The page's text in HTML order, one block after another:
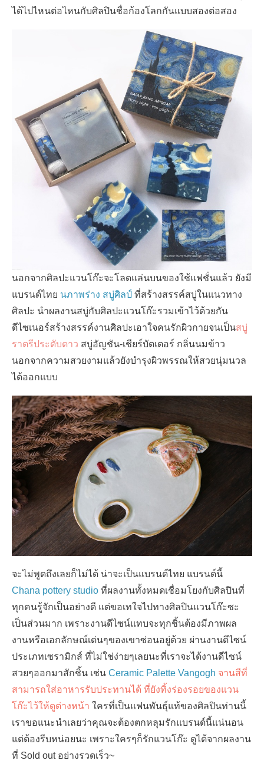
ได้ไปไหนต่อไหนกับศิลปินชื่อก้องโลกกันแบบสองต่อสอง
นอกจากศิลปะแวนโก๊ะจะโลดแล่นบนของใช้แฟชั่นแล้ว ยังมี
แบรนด์ไทย นภาพร่าง สบู่ศิลป์ ที่สร้างสรรค์สบู่ในแนวทาง
ศิลปะ นำผลงานสบู่กับศิลปะแวนโก๊ะรวมเข้าไว้ด้วยกัน
ดีไซเนอร์สร้างสรรค์งานศิลปะเอาใจคนรักผิวกายจนเป็นสบู่
ราตรีประดับดาว สบู่อัญชัน-เชียร์บัตเตอร์ กลิ่นนมข้าว
นอกจากความสวยงามแล้วยังบำรุงผิวพรรณให้สวยนุ่มนวล
ได้ออกแบบ
จะไม่พูดถึงเลยก็ไม่ได้ น่าจะเป็นแบรนด์ไทย แบรนด์นี้
Chana pottery studio ที่ผลงานทั้งหมดเชื่อมโยงกับศิลปินที่
ทุกคนรู้จักเป็นอย่างดี แต่ขอเทใจไปทางศิลปินแวนโก๊ะซะ
เป็นส่วนมาก เพราะงานดีไซน์แทบจะทุกชิ้นต้องมีภาพผล
งานหรือเอกลักษณ์เด่นๆของเขาซ่อนอยู่ด้วย ผ่านงานดีไซน์
ประเภทเซรามิกส์ ที่ไม่ใช่ง่ายๆเลยนะที่เราจะได้งานดีไซน์
สวยๆออกมาสักชิ้น เช่น Ceramic Palette Vangogh จานสีที่
สามารถใส่อาหารรับประทานได้ ที่ยังทิ้งร่องรอยของแวน
โก๊ะไว้ให้ดูต่างหน้า ใครที่เป็นแฟนพันธุ์แท้ของศิลปินท่านนี้
เราขอแนะนำเลยว่าคุณจะต้องตกหลุมรักแบรนด์นี้แน่นอน
แต่ต้องรีบหน่อยนะ เพราะใครๆก็รักแวนโก๊ะ ดูได้จากผลงาน
ที่ Sold out อย่างรวดเร็ว~